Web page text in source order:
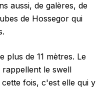
aussi, de galères, de
de Hossegor qui
plus de 11 mètres. Le
le swell
fois, c'est elle qui y